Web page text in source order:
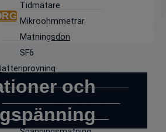
Tidmätare
Mikroohmmetrar
Matningsdon
SF6
Batteriövervakning
Urladdningsmotstånd
och